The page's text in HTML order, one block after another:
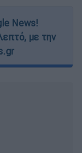
News!
με την